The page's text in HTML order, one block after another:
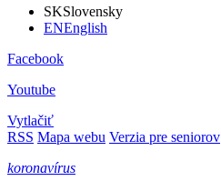
SKSlovensky
ENEnglish
Facebook
Youtube
Vytlačiť
RSS Mapa webu Verzia pre seniorov
koronavírus